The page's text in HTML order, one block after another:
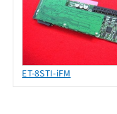
ET-8STI-iFM